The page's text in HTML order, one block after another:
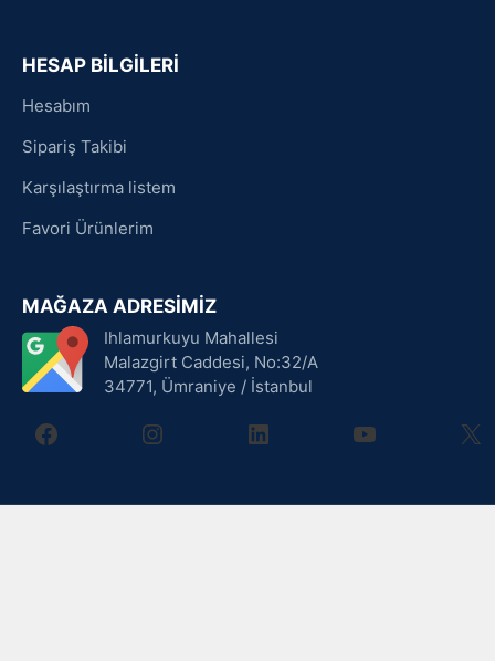
HESAP BİLGİLERİ
Hesabım
Sipariş Takibi
Karşılaştırma listem
Favori Ürünlerim
MAĞAZA ADRESİMİZ
Ihlamurkuyu Mahallesi
Malazgirt Caddesi, No:32/A
34771, Ümraniye / İstanbul
facebookinstagramlinkedin youtube X